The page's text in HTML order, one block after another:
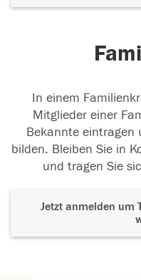
In einem
Mitglieder einer
Bekannte eintragen
bilden. Bleiben Sie in
und tragen Sie
Jetzt anmelden um